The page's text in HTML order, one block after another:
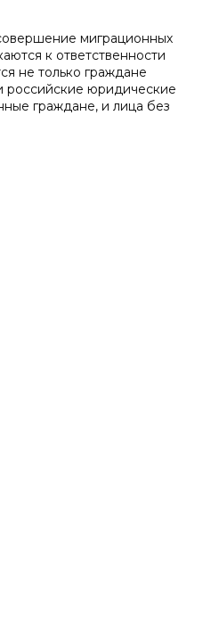
миграционных
к ответственности
не только граждане
юридические
граждане, и лица без